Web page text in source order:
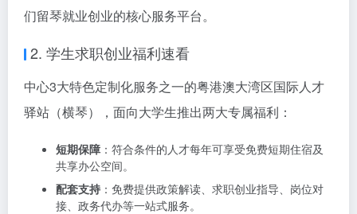
们留琴就业创业的核心服务平台。
2. 学生求职创业福利速看
中心3大特色定制化服务之一的粤港澳大湾区国际人才
驿站（横琴），面向大学生推出两大专属福利：
短期保障 ：符合条件的人才每年可享受免费短期住宿及
共享办公空间。
配套支持 ：免费提供政策解读、求职创业指导、岗位对
接、政务代办等一站式服务。